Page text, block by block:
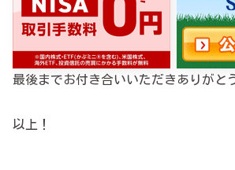
最後までお付き合いいただきありがと
以上！